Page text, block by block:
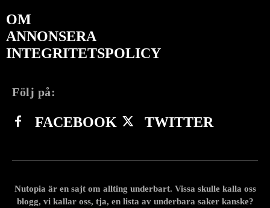
OM
ANNONSERA
INTEGRITETSPOLICY
Följ på:
FACEBOOK TWITTER
Nutopia är en sajt om allting underbart. Vissa skulle kalla oss
blogg, vi kallar oss, tja, en lista av underbara saker kanske?